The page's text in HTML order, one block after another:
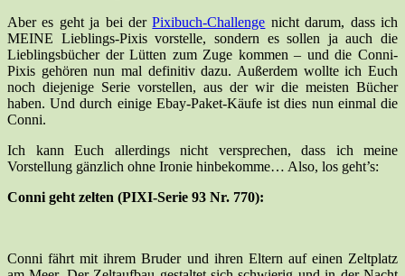
Aber es geht ja bei derPixibuch-Challenge nicht darum, dass ich
MEINE Lieblings-Pixis vorstelle, sondern es sollen ja auch die
Lieblingsbücher der Lütten zum Zuge kommen – und die Conni-
Pixis gehören nun mal definitiv dazu. Außerdem wollte ich Euch
noch diejenige Serie vorstellen, aus der wir die meisten Bücher
haben. Und durch einige Ebay-Paket-Käufe ist dies nun einmal die
Conni.
Ich kann Euch allerdings nicht versprechen, dass ich meine
Vorstellung gänzlich ohne Ironie hinbekomme… Also, los geht’s:
Conni geht zelten (PIXI-Serie 93 Nr. 770):
Conni fährt mit ihrem Bruder und ihren Eltern auf einen Zeltplatz